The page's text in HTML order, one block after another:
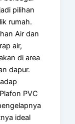
pilihan
rumah.
Air dan
air,
di area
dapur.
PVC
ideal